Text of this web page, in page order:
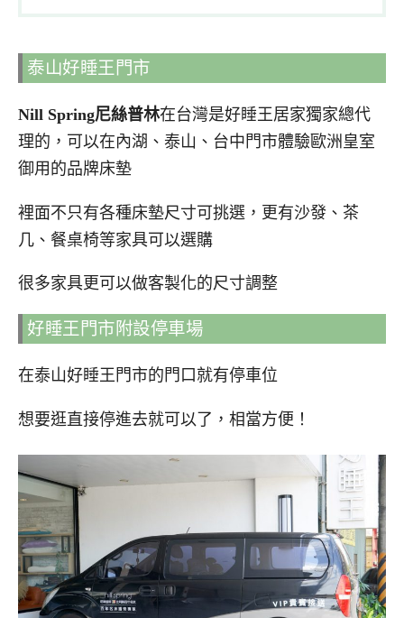
泰山好睡王門市
Nill Spring尼絲普林在台灣是好睡王居家獨家總代
理的，可以在內湖、泰山、台中門市體驗歐洲皇室
御用的品牌床墊
裡面不只有各種床墊尺寸可挑選，更有沙發、茶
几、餐桌椅等家具可以選購
很多家具更可以做客製化的尺寸調整
好睡王門市附設停車場
在泰山好睡王門市的門口就有停車位
想要逛直接停進去就可以了，相當方便！